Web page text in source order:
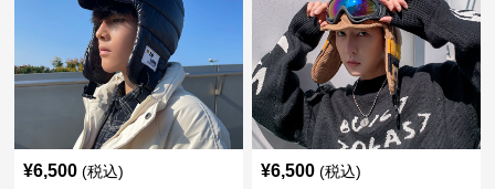
¥6,500 (税込) ¥6,500 (税込)